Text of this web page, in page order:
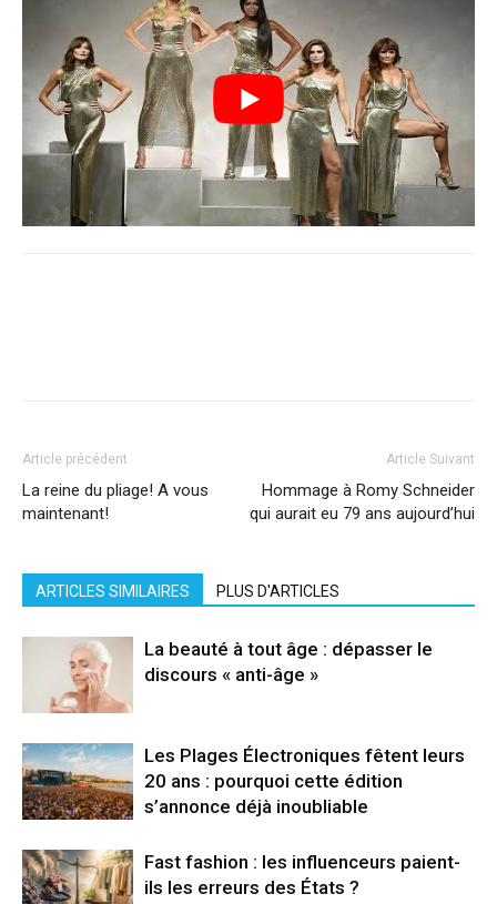
Article précédent
La reine du pliage! A vous
maintenant!
Article Suivant
Hommage à Romy Schneider
qui aurait eu 79 ans aujourd’hui
ARTICLES SIMILAIRES PLUS D'ARTICLES
La beauté à tout âge : dépasser le
discours « anti-âge »
Les Plages Électroniques fêtent leurs
20 ans : pourquoi cette édition
s’annonce déjà inoubliable
Fast fashion : les influenceurs paient-
ils les erreurs des États ?